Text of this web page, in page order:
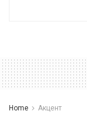
Home Акцент